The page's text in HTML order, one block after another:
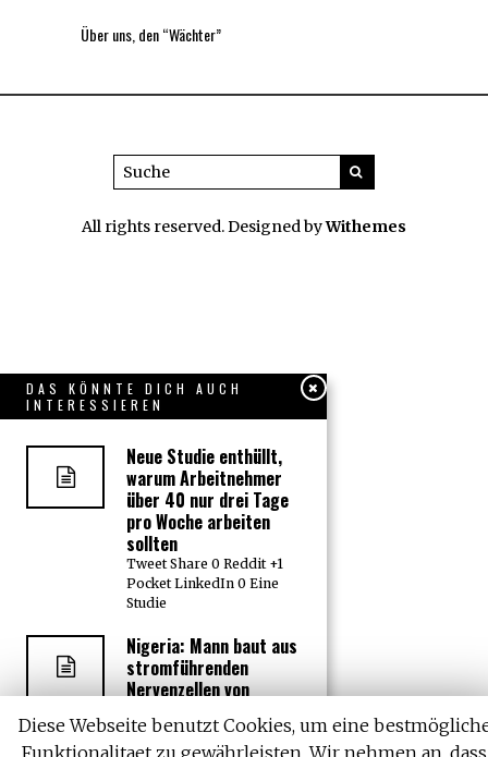
Über uns, den “Wächter”
All rights reserved. Designed byWithemes
Diese Webseite benutzt Cookies, um eine
DAS KÖNNTE DICH AUCH
INTERESSIEREN
Neue Studie enthüllt,
warum Arbeitnehmer
über 40 nur drei Tage
pro Woche arbeiten
sollten
Tweet Share 0 Reddit +1
Pocket LinkedIn 0 Eine
Studie
Nigeria: Mann baut aus
stromführenden
Nervenzellen von
Mäusen Gerät zum
Aufspüren von Bomben